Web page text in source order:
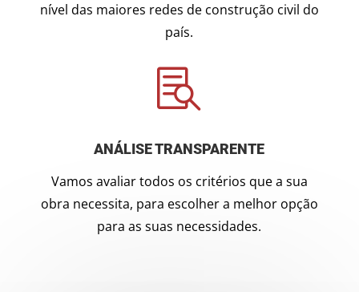
nível das maiores redes de construção civil do
país.

ANÁLISE TRANSPARENTE
Vamos avaliar todos os critérios que a sua
obra necessita, para escolher a melhor opção
para as suas necessidades.